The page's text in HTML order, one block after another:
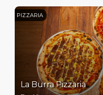
PIZZARIA
La Burra Pizzaria